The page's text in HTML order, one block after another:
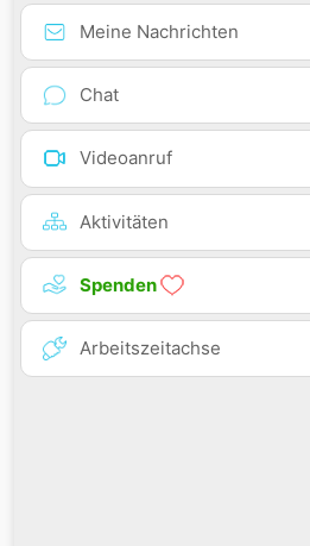
Meine Nachrichten
Chat
Videoanruf
Aktivitäten
Spenden
Arbeitszeitachse